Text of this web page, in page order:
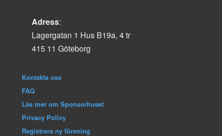
Adress:
Lagergatan 1 Hus B19a, 4 tr
415 11 Göteborg
Kontakta oss
FAQ
Läs mer om Sponsorhuset
Privacy Policy
Registrera ny förening